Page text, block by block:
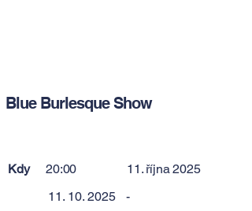
Blue Burlesque Show
Kdy 20:00
11. října 2025
11. 10. 2025
-